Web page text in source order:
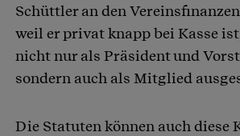
Schüttler an den
weil er privat knapp bei Kasse
nicht nur als Präsident und
sondern auch als Mitglied
Die Statuten können auch diese